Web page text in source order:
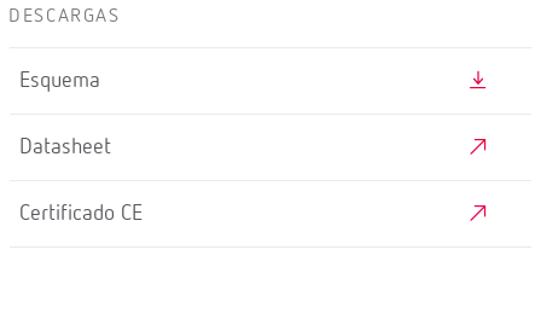
DESCARGAS
Esquema
Datasheet
Certificado CE